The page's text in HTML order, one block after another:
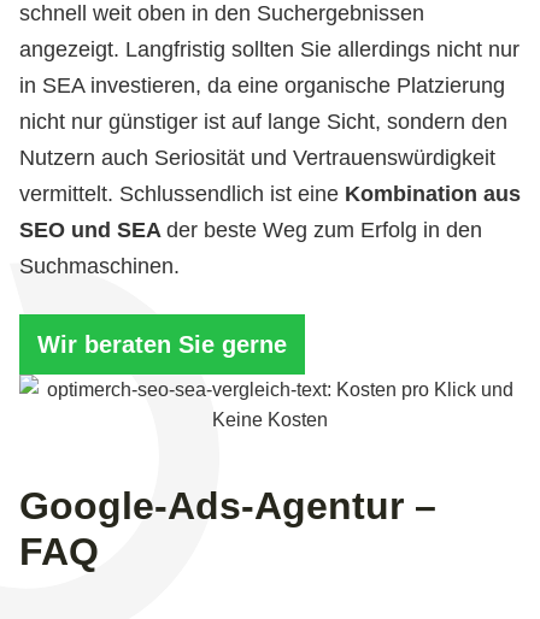
schnell weit oben in den Suchergebnissen
angezeigt. Langfristig sollten Sie allerdings nicht nur
in SEA investieren, da eine organische Platzierung
nicht nur günstiger ist auf lange Sicht, sondern den
Nutzern auch Seriosität und Vertrauenswürdigkeit
vermittelt. Schlussendlich ist eine Kombination aus
SEO und SEA der beste Weg zum Erfolg in den
Suchmaschinen.
Wir beraten Sie gerne
Google-Ads-Agentur –
FAQ